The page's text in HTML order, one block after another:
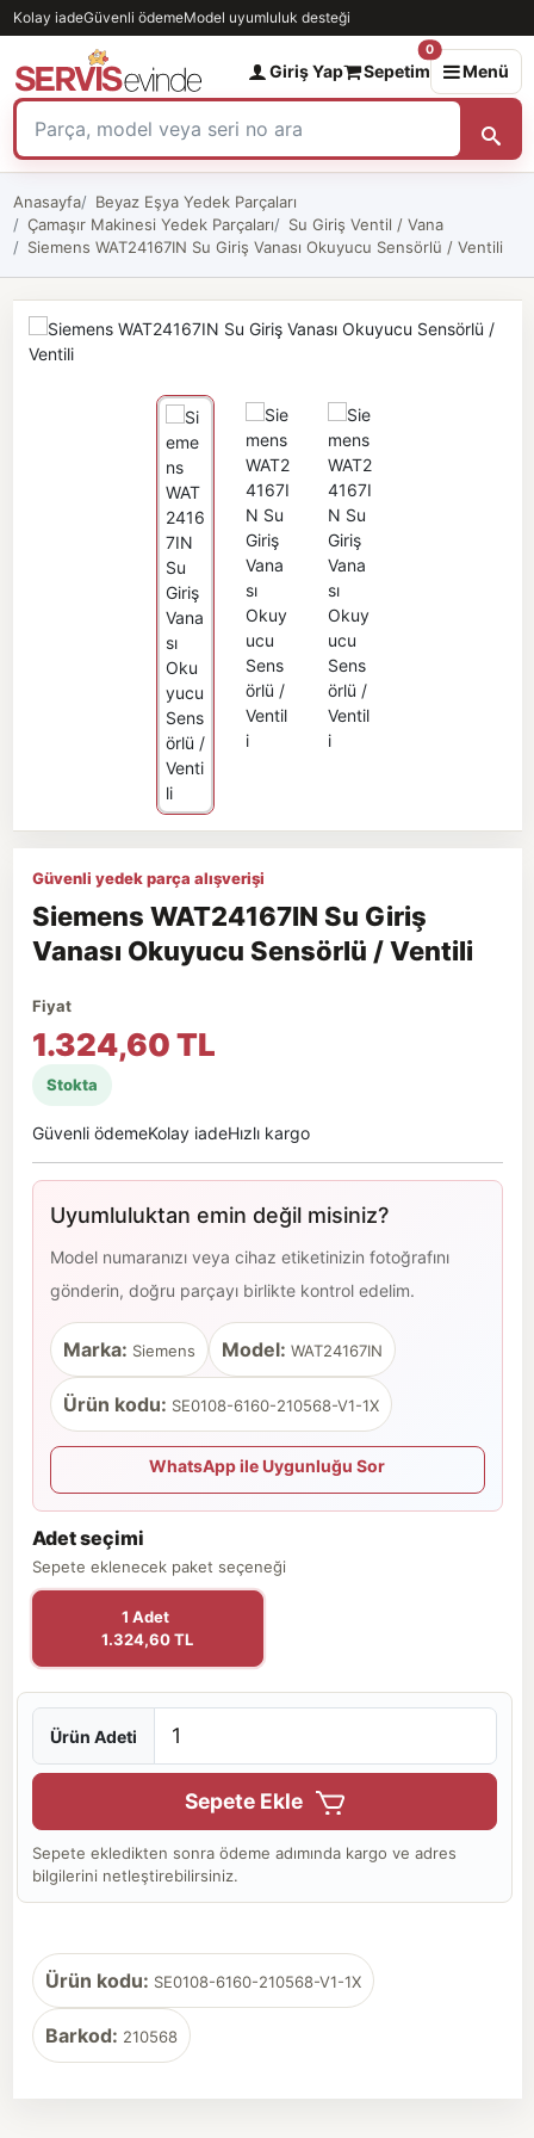
Kolay iadeGüvenli ödemeModel uyumluluk desteği
Giriş Yap Sepetim
0
Menü
Anasayfa
Beyaz Eşya Yedek Parçaları
Çamaşır Makinesi Yedek Parçaları
Su Giriş Ventil / Vana
Siemens WAT24167IN Su Giriş Vanası Okuyucu Sensörlü / Ventili
Güvenli yedek parça alışverişi
Siemens WAT24167IN Su Giriş
Vanası Okuyucu Sensörlü / Ventili
Fiyat
1.324,60 TL
Stokta
Güvenli ödemeKolay iadeHızlı kargo
Uyumluluktan emin değil misiniz?
Model numaranızı veya cihaz etiketinizin fotoğrafını
gönderin, doğru parçayı birlikte kontrol edelim.
Marka: Siemens Model: WAT24167IN
Ürün kodu: SE0108-6160-210568-V1-1X
WhatsApp ile Uygunluğu Sor
Adet seçimi
Sepete eklenecek paket seçeneği
1 Adet
1.324,60 TL
Ürün Adeti
Sepete Ekle
Sepete ekledikten sonra ödeme adımında kargo ve adres
bilgilerini netleştirebilirsiniz.
Ürün kodu: SE0108-6160-210568-V1-1X
Barkod: 210568